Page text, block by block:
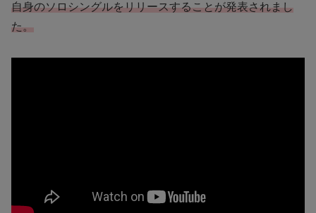
自身のソロシングルをリリースすることが発表されまし
た。